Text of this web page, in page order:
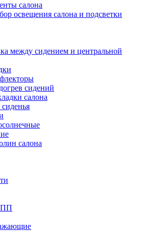
салона
освещения салона и подсветки
между сидением и центральной
сидений
салона
салона